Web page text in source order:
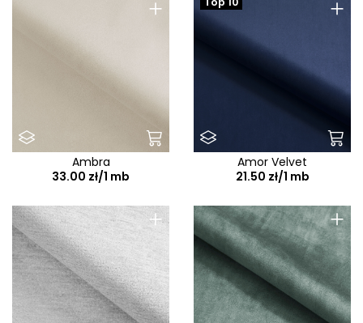
+
Ambra
33.00 zł/1 mb
+
Amor Velvet
21.50 zł/1 mb
+ +